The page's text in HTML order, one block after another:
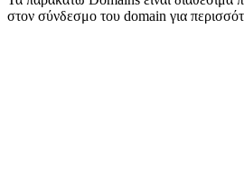
στον σύνδεσμο του domain για